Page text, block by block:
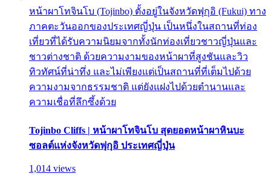
หน้าผาโทจินโบ (Tojinbo) ตั้งอยู่ในจังหวัดฟุกุอิ (Fukui) ทาง
ภาคตะวันออกของประเทศญี่ปุ่น เป็นหนึ่งในสถานที่ท่อง
เที่ยวที่ได้รับความนิยมจากทั้งนักท่องเที่ยวชาวญี่ปุ่นและ
ชาวต่างชาติ ด้วยความงามของหน้าผาที่สูงชันและวิว
ทิวทัศน์ที่น่าทึ่ง และไม่เพียงแต่เป็นสถานที่ที่เต็มไปด้วย
ความงามจากธรรมชาติ แต่ยังแฝงไปด้วยตำนานและ
ความเชื่อที่ลึกซึ้งด้วย
Tojinbo Cliffs | หน้าผาโทจินโบ สุดยอดหน้าผาหินบะ
ซอลต์แห่งจังหวัดฟุกุอิ ประเทศญี่ปุ่น
1,014 views